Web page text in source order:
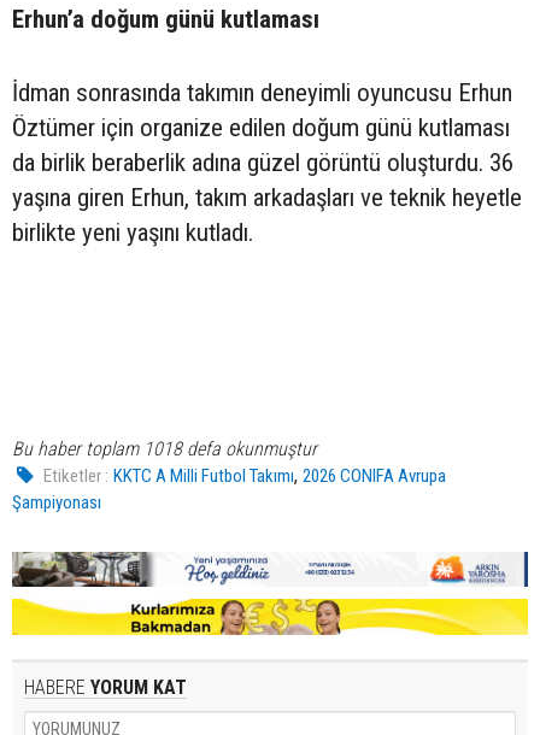
Erhun’a doğum günü kutlaması
İdman sonrasında takımın deneyimli oyuncusu Erhun
Öztümer için organize edilen doğum günü kutlaması
da birlik beraberlik adına güzel görüntü oluşturdu. 36
yaşına giren Erhun, takım arkadaşları ve teknik heyetle
birlikte yeni yaşını kutladı.
Bu haber toplam 1018 defa okunmuştur
Etiketler : KKTC A Milli Futbol Takımı,2026 CONIFA Avrupa
Şampiyonası
HABERE YORUM KAT